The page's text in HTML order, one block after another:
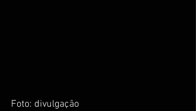
Foto: divulgação